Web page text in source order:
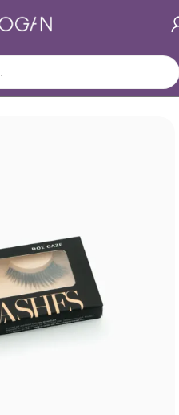
/ Maquillage/ Yeux